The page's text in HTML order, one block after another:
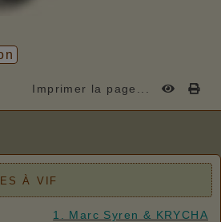
Imprimer la page...
à vif
1. Marc Syren & KRYCHA